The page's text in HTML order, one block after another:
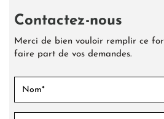
Contactez-nous
Merci de bien vouloir remplir ce
faire part de vos demandes.